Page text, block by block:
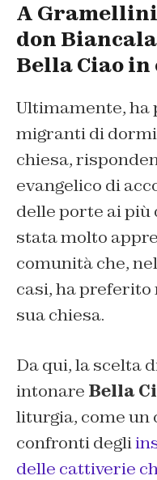
A Gramellini
don
Bella Ciao in
Ultimamente, ha
migranti di
chiesa,
evangelico di
delle porte ai più
stata molto
comunità che,
casi, ha
sua chiesa.
Da qui, la scelta
intonare Bella
liturgia, come un
confronti degli
delle cattiverie